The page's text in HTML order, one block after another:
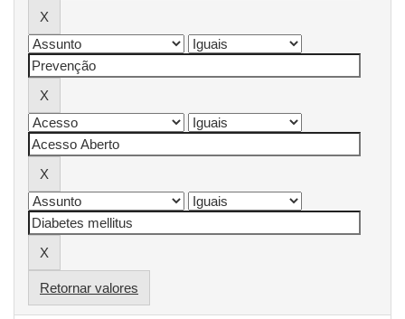
Retornar valores